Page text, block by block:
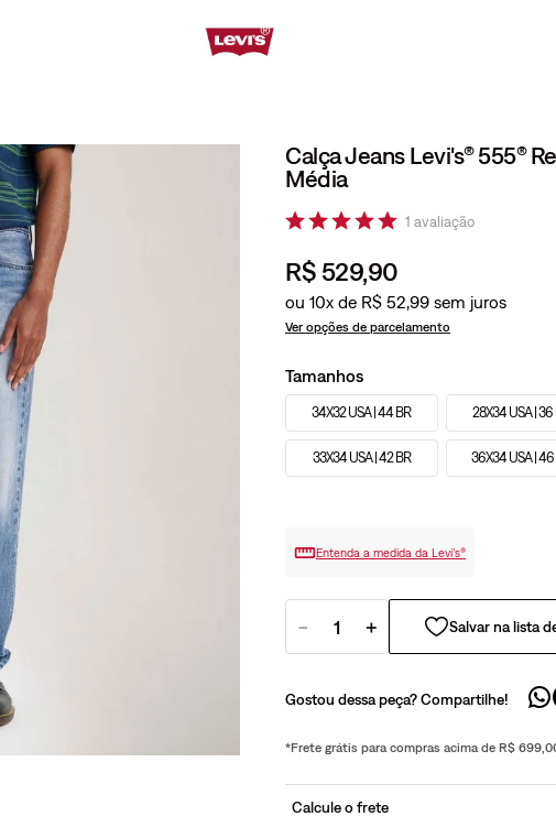
Calça Jeans Levi's® 555®
Média
1 avaliação
R$ 529,90
ou 10x de R$ 52,99
Ver opções de parcelamento
Tamanhos
34X32 USA | 44 BR 28X34 USA | 36
33X34 USA | 42 BR 36X34 USA | 46
Entenda a medida da Levi’s®
＋
－
Gostou dessa peça? Compartilhe!
*Frete grátis para compras acima de R$
Calcule o frete